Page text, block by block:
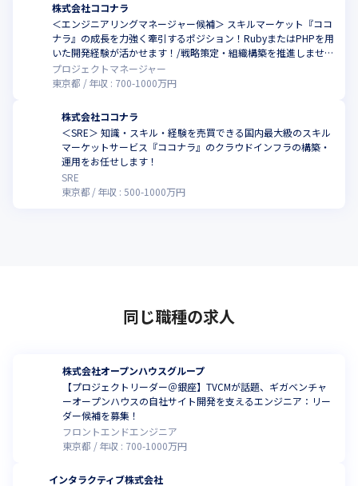
株式会社ココナラ
＜エンジニアリングマネージャー候補＞ スキルマーケット『ココ
ナラ』の成長を力強く牽引するポジション！RubyまたはPHPを用
いた開発経験が活かせます！/戦略策定・組織構築を推進しません
か
プロジェクトマネージャー
東京都
年収 : 700-1000万円
株式会社ココナラ
＜SRE＞ 知識・スキル・経験を売買できる国内最大級のスキル
マーケットサービス『ココナラ』のクラウドインフラの構築・
運用をお任せします！
SRE
東京都
年収 :500-1000万円
同じ職種の求人
株式会社オープンハウスグループ
【プロジェクトリーダー＠銀座】TVCMが話題、ギガベンチャ
ーオープンハウスの自社サイト開発を支えるエンジニア：リー
ダー候補を募集！
フロントエンドエンジニア
東京都
年収 : 700-1000万円
インタラクティブ株式会社